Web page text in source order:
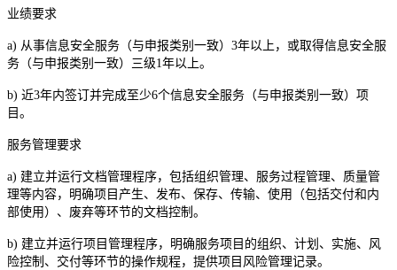
业绩要求
a) 从事信息安全服务（与申报类别一致）3年以上，或取得信息安全服
务（与申报类别一致）三级1年以上。
b) 近3年内签订并完成至少6个信息安全服务（与申报类别一致）项
目。
服务管理要求
a) 建立并运行文档管理程序，包括组织管理、服务过程管理、质量管
理等内容，明确项目产生、发布、保存、传输、使用（包括交付和内
部使用）、废弃等环节的文档控制。
b) 建立并运行项目管理程序，明确服务项目的组织、计划、实施、风
险控制、交付等环节的操作规程，提供项目风险管理记录。